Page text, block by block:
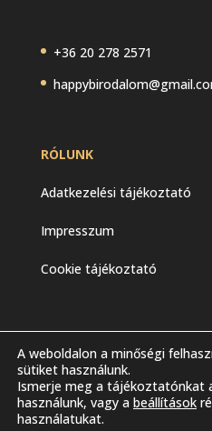
+36 20 278 2571
RÓLUNK
Adatkezelési tájékoztató
Impresszum
Cookie tájékoztató
A weboldalon a minőségi
sütiket használunk.
Ismerje meg a tájékoztatónkat
használunk, vagy a beállítások
használatukat.